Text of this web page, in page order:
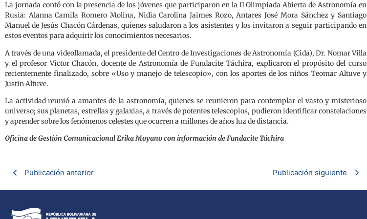
La jornada contó con la presencia de los jóvenes que participaron en la II Olimpiada Abierta de Astronomía en
Rusia: Alanna Camila Romero Molina, Nidia Carolina Jaimes Rozo, Antares José Mora Sánchez y Santiago
Manuel de Jesús Chacón Cárdenas, quienes saludaron a los asistentes y los invitaron a seguir participando en
estos eventos para adquirir los conocimientos necesarios.
A través de una videollamada, el presidente del Centro de Investigaciones de Astronomía (Cida), Dr. Nomar Villa
y el profesor Víctor Chacón, docente de Astronomía de Fundacite Táchira, explicaron el propósito del curso
recientemente finalizado, sobre «Uso y manejo de telescopio», con los aportes de los niños Teomar Altuve y
Justin Altuve.
La actividad reunió a amantes de la astronomía, quienes se reunieron para contemplar el vasto y misterioso
universo; sus planetas, estrellas y galaxias, a través de potentes telescopios, pudieron identificar constelaciones
y aprender sobre los fenómenos celestes que ocurren a millones de años luz de distancia.
Oficina de Gestión Comunicacional Erika Moyano con información de Fundacite Táchira
Publicación anterior Publicación siguiente